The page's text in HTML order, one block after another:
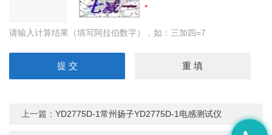
请输入计算结果（填写阿拉伯数字），如：三加四=7
上一篇：YD2775D-1常州扬子YD2775D-1电感测试仪